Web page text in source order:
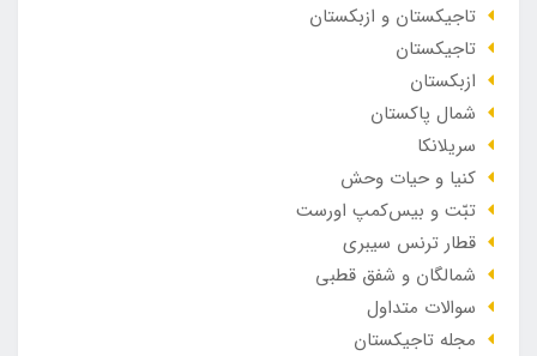
تاجیکستان و ازبکستان
تاجیکستان
ازبکستان
شمال پاکستان
سریلانکا
کنیا و حیات وحش
تبّت و بیس‌کمپ اورست
قطار ترنس سیبری
شمالگان و شفق قطبی
سوالات متداول
مجله تاجیکستان